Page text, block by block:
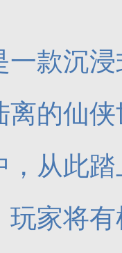
一款沉
离的仙
，从此
玩家将